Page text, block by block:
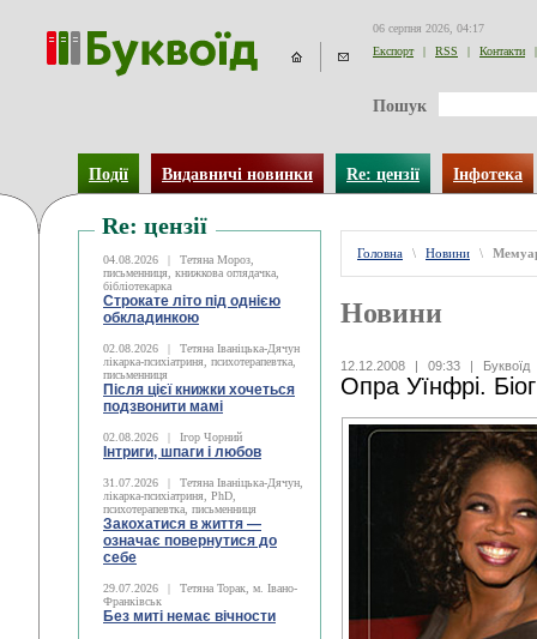
06 серпня 2026, 04:17
Експорт
| RSS | Контакти |
Пошук
Події Видавничі новинки Re: цензії Інфотека
Re: цензії
04.08.2026 |
Тетяна Мороз,
письменниця, книжкова оглядачка,
бібліотекарка
Строкате літо під однією
обкладинкою
02.08.2026 |
Тетяна Іваніцька-Дячун
лікарка-психіатриня, психотерапевтка,
письменниця
Після цієї книжки хочеться
подзвонити мамі
02.08.2026 | Ігор Чорний
Інтриги, шпаги і любов
31.07.2026 |
Тетяна Іваніцька-Дячун,
лікарка-психіатриня, PhD,
психотерапевтка, письменниця
Закохатися в життя —
означає повернутися до
себе
29.07.2026 |
Тетяна Торак, м. Івано-
Франківськ
Без миті немає вічности
Головна \ Новини \
Новини
12.12.2008 | 09:33 | Буквоїд
Опра Уїнфрі.